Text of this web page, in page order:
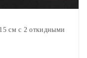
см с 2 откидными